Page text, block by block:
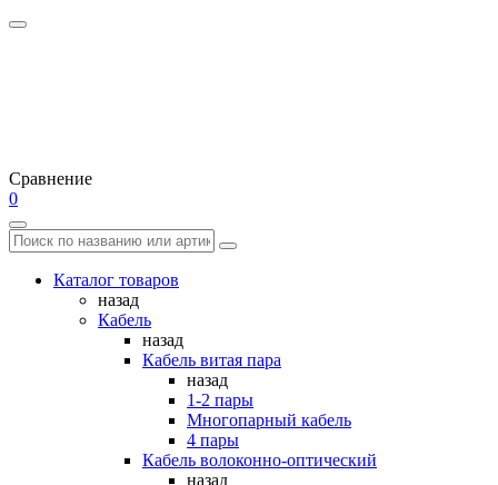
Сравнение
0
Каталог товаров
назад
Кабель
назад
Кабель витая пара
назад
1-2 пары
Многопарный кабель
4 пары
Кабель волоконно-оптический
назад